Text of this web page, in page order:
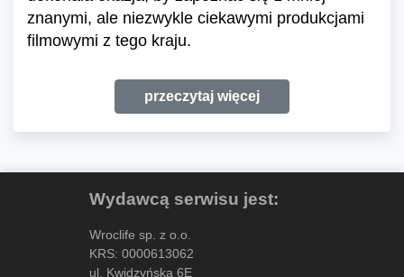
znanymi, ale niezwykle ciekawymi produkcjami
filmowymi z tego kraju.
przeczytaj więcej
Wydawcą serwisu jest:
Wroclife sp. z o.o.
KRS: 0000613062
ul. Kwidzyńska 6E